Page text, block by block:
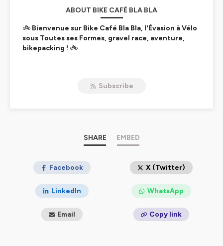
ABOUT BIKE CAFÉ BLA BLA
🚲 Bienvenue sur Bike Café Bla Bla, l'Évasion à Vélo
sous Toutes ses Formes, gravel race, aventure,
bikepacking ! 🚲
podcast ; c'est votre billet d'entrée dans un monde
vélo riche et diverse, explorant les territoires cyclables
les plus envoûtants.
Au cœur de Bike Café :
joies du gravel, cette pratique qui redéfinit l'aventure
cycliste, faisant de chaque sortie une exploration.
: Plongez dans les récits
qui célèbrent le vélo comme un art de vivre, à travers des
Subscribe
SHARE EMBED
Facebook X (Twitter)
LinkedIn WhatsApp
Email Copy link